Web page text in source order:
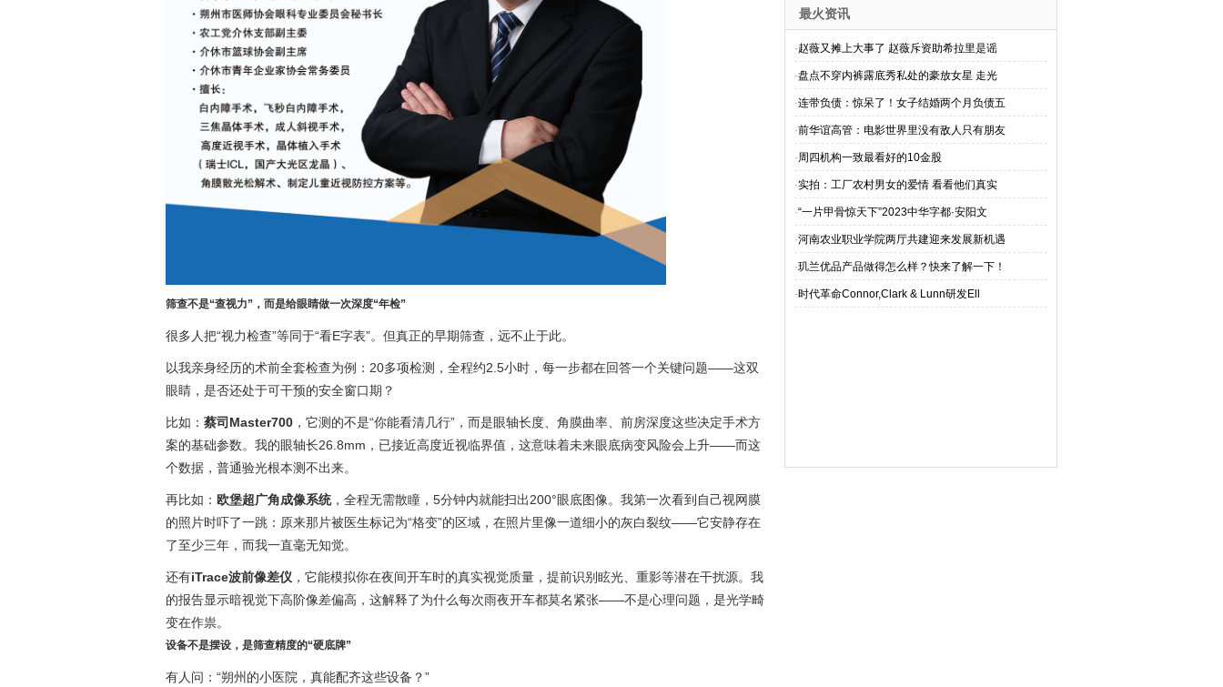
筛查不是“查视力”，而是给眼睛做一次深度“年检”
很多人把“视力检查”等同于“看E字表”。但真正的早期筛查，远不止于此。
以我亲身经历的术前全套检查为例：20多项检测，全程约2.5小时，每一步都在回答一个关键问题——这双
眼睛，是否还处于可干预的安全窗口期？
比如： 蔡司Master700 ，它测的不是“你能看清几行”，而是眼轴长度、角膜曲率、前房深度这些决定手术方
案的基础参数。我的眼轴长26.8mm，已接近高度近视临界值，这意味着未来眼底病变风险会上升——而这
个数据，普通验光根本测不出来。
再比如： 欧堡超广角成像系统，全程无需散瞳，5分钟内就能扫出200°眼底图像。我第一次看到自己视网膜
的照片时吓了一跳：原来那片被医生标记为“格变”的区域，在照片里像一道细小的灰白裂纹——它安静存在
了至少三年，而我一直毫无知觉。
还有iTrace波前像差仪 ，它能模拟你在夜间开车时的真实视觉质量，提前识别眩光、重影等潜在干扰源。我
的报告显示暗视觉下高阶像差偏高，这解释了为什么每次雨夜开车都莫名紧张——不是心理问题，是光学畸
变在作祟。
设备不是摆设，是筛查精度的“硬底牌”
有人问：“朔州的小医院，真能配齐这些设备？”
最火资讯
·赵薇又摊上大事了 赵薇斥资助希拉里是谣
·盘点不穿内裤露底秀私处的豪放女星 走光
·连带负债：惊呆了！女子结婚两个月负债五
·前华谊高管：电影世界里没有敌人只有朋友
·周四机构一致最看好的10金股
·实拍：工厂农村男女的爱情 看看他们真实
·“一片甲骨惊天下”2023中华字都·安阳文
·河南农业职业学院两厅共建迎来发展新机遇
·玑兰优品产品做得怎么样？快来了解一下！
·时代革命Connor,Clark & Lunn研发Ell